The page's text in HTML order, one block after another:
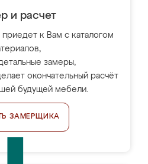
и расчет
к Вам с каталогом
замеры,
окончательный расчёт
будущей мебели.
ЗАМЕРЩИКА